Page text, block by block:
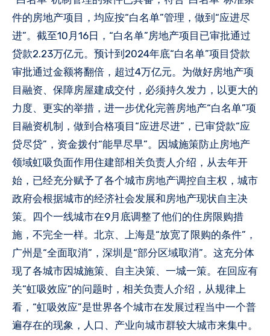
件的房地产项目，均应按“白名单”管理，做到“应进尽
进”。截至10月16日，“白名单”房地产项目已审批通过
贷款2.23万亿元。预计到2024年底“白名单”项目贷款
审批通过金额将翻倍，超过4万亿元。为做好房地产项
目融资、保障房屋建成交付，必须持久发力，以更大的
力度、更实的举措，进一步优化完善房地产“白名单”项
目融资机制，做到合格项目“应进尽进”，已审贷款“应
贷尽贷”，资金拨付“能早尽早”。因城施策防止房地产
领域虹吸负面作用住建部相关负责人介绍，从去年开
始，已经充分赋予了各个城市房地产调控自主权，城市
政府会根据城市的经济社会发展和房地产现状自主决
策。四个一线城市在9月底调整了他们的住房限购措
施，不完全一样。北京、上海是“放宽了限购的条件”，
广州是“全面取消”，深圳是“部分区域取消”。这充分体
现了各城市因城施策、自主决策、一城一策。在回应有
关“虹吸效应”的问题时，相关负责人介绍，从规律上
看，“虹吸效应”是世界各个城市在发展过程当中一个普
遍存在的现象，人口、产业向城市群较大城市来集中。